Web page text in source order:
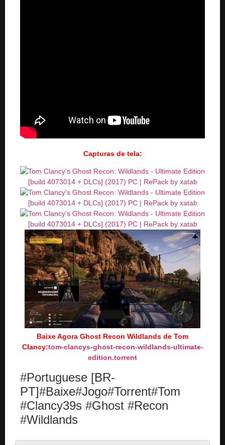
Capturas de tela:
Baixe Agora Ghost Recon Wildlands de Tom
Clancy:tom-clancys-ghost-recon-wildlands-ultimate-
edition.torrent
#Portuguese [BR-
PT]#Baixe#Jogo#Torrent#Tom
#Clancy39s #Ghost #Recon
#Wildlands